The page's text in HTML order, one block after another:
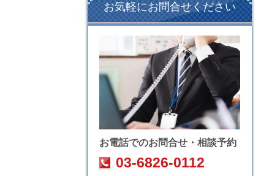
お気軽にお問合せください
お電話でのお問合せ・相談予約
03-6826-0112